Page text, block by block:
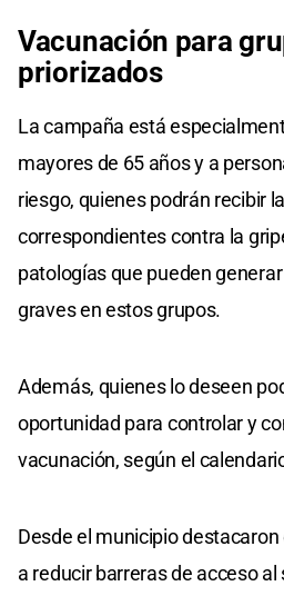
Vacunación para
priorizados
La campaña está
mayores de 65 años y a
riesgo, quienes podrán recibir
correspondientes contra la
patologías que pueden
graves en estos grupos.
Además, quienes lo deseen
oportunidad para controlar y
vacunación, según el
Desde el municipio
a reducir barreras de acceso